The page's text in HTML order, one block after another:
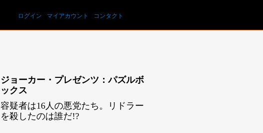
ログイン マイアカウント コンタクト
ジョーカー・プレゼンツ：パズルボ
ックス
容疑者は16人の悪党たち。リドラー
を殺したのは誰だ!?